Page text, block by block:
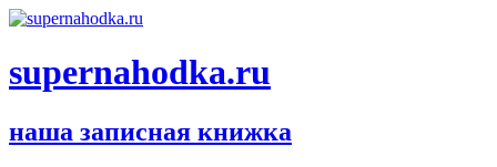
supernahodka.ru
наша записная книжка